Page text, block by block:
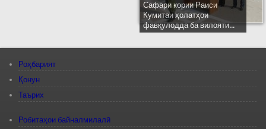
Сафари кории Раиси
Кумитаи ҳолатҳои
фавқулодда ба вилояти...
Роҳбарият
Қонун
Таърих
Робитаҳои байналмилалӣ